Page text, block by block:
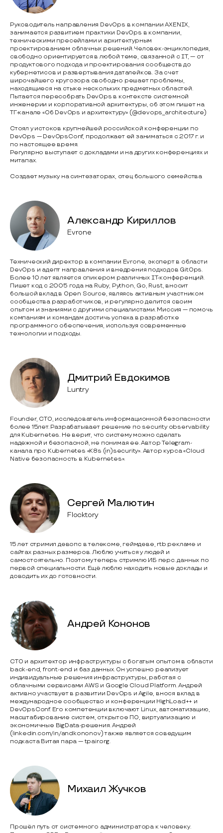
Руководитель направления DevOps в компании AXENIX,
занимается развитием практики DevOps в компании,
техническими пресейлами и архитектурным
проектированием облачных решений. Человек-энциклопедия,
свободно ориентируется в любой теме, связанной с IT, — от
продуктового подхода и проектирования сообществ до
кубернетисов и развертывания даталейков. За счет
широчайшего кругозора свободно решает проблемы,
находящиеся на стыке нескольких предметных областей.
Пытается пересобрать DevOps в контексте системной
инженерии и корпоративной архитектуры, об этом пишет на
ТГ-канале «Об DevOps и архитектуру» (@devops_architecture)
Стоял у истоков крупнейшей российской конференции по
DevOps — DevOpsConf, продолжает ей заниматься с 2017 г. и
по настоящее время.
Регулярно выступает с докладами и на других конференциях и
митапах.
Создает музыку на синтезаторах, отец большого семейства
Александр Кириллов
Evrone
Технический директор в компании Evrone, эксперт в области
DevOps и адепт направления и внедрения подходов GitOps.
Более 10 лет является спикером различных IT-конференций.
Пишет код с 2005 года на Ruby, Python, Go, Rust, вносит
большой вклад в Open Source, являясь активным участником
сообщества разработчиков, и регулярно делится своим
опытом и знаниями с другими специалистами. Миссия — помочь
компаниям и командам достичь успеха в разработке
программного обеспечения, используя современные
технологии и подходы.
Дмитрий Евдокимов
Luntry
Founder, CTO, исследователь информационной безопасности
более 15лет. Разрабатывает решение по security observability
для Kubernetes. Не верит, что систему можно сделать
надежной и безопасной, не понимая ее. Автор Telegram-
канала про Kubernetes «K8s (in)security». Автор курса «Cloud
Native безопасность в Kubernetes».
Сергей Малютин
Flocktory
15 лет стримил девопс в телекоме, геймдеве, rtb рекламе и
сайтах разных размеров. Люблю учиться у людей и
самостоятельно. Поэтому теперь стримлю ИБ перс. данных по
первой специальности. Ещё люблю находить новые доклады и
доводить их до готовности.
Андрей Кононов
CTO и архитектор инфраструктуры с богатым опытом в области
back-end, front-end и баз данных. Он успешно реализует
индивидуальные решения инфраструктуры, работая с
облачными сервисами AWS и Google Cloud Platform. Андрей
активно участвует в развитии DevOps и Agile, внося вклад в
международное сообщество и конференции HighLoad++ и
DevOpsConf. Его компетенции включают Linux, автоматизацию,
масштабирование систем, открытое ПО, виртуализацию и
экономичные BigData-решения. Андрей
(linkedin.com/in/andkononov) также является соведущим
подкаста Витая пара — tpair.org.
Михаил Жучков
Прошёл путь от системного администратора к человеку.